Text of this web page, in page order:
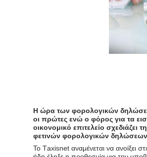
Η ώρα των φορολογικών
οι πρώτες ενώ ο φόρος για τα
οικονομικό επιτελείο
φετινών φορολογικών δηλώσεων
To Τaxisnet αναμένεται να ανοίξει